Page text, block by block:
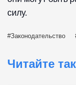
силу.
Законодательство
Читайте